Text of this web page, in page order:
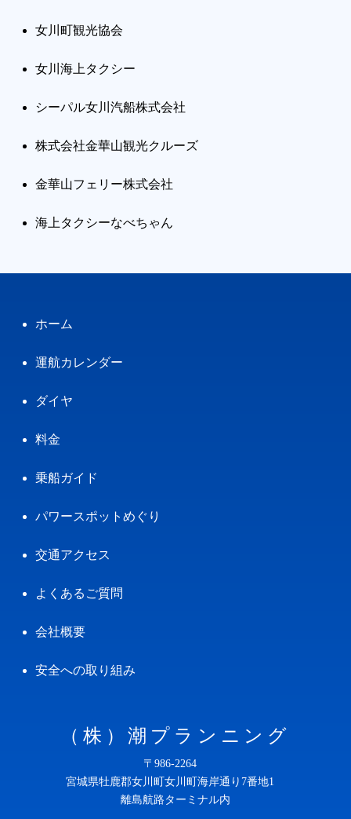
女川町観光協会
女川海上タクシー
シーパル女川汽船株式会社
株式会社金華山観光クルーズ
金華山フェリー株式会社
海上タクシーなべちゃん
ホーム
運航カレンダー
ダイヤ
料金
乗船ガイド
パワースポットめぐり
交通アクセス
よくあるご質問
会社概要
安全への取り組み
（株）潮プランニング
〒986-2264
宮城県牡鹿郡女川町女川町海岸通り7番地1
離島航路ターミナル内